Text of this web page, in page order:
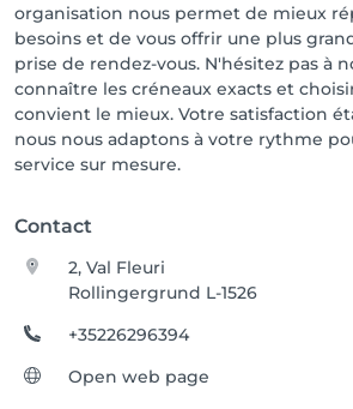
organisation nous permet de mieux
besoins et de vous offrir une plus
prise de rendez-vous. N'hésitez pas à
connaître les créneaux exacts et
convient le mieux. Votre satisfaction
nous nous adaptons à votre rythme
service sur mesure.
Contact
2, Val Fleuri
Rollingergrund L-1526
+35226296394
Open web page